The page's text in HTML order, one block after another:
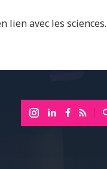
lien avec les sciences.